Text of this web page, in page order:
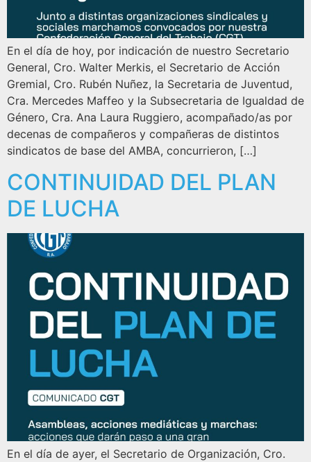
En el día de hoy, por indicación de nuestro Secretario
General, Cro. Walter Merkis, el Secretario de Acción
Gremial, Cro. Rubén Nuñez, la Secretaria de Juventud,
Cra. Mercedes Maffeo y la Subsecretaria de Igualdad de
Género, Cra. Ana Laura Ruggiero, acompañado/as por
decenas de compañeros y compañeras de distintos
sindicatos de base del AMBA, concurrieron, […]
CONTINUIDAD DEL PLAN
DE LUCHA
En el día de ayer, el Secretario de Organización, Cro.